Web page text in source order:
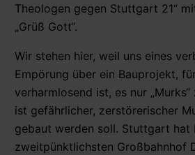
Theologen gegen Stuttgart 21“
„Grüß Gott“.
Wir stehen hier, weil uns eines
Empörung über ein Bauprojekt,
verharmlosend ist, es nur
ist gefährlicher, zerstörerischer
gebaut werden soll. Stuttgart hat
zweitpünktlichsten Großbahnhof